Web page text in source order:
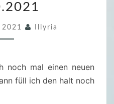
6
Illyria
noch mal einen neuen
füll ich den halt noch